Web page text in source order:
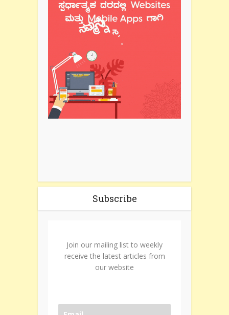
Subscribe
Join our mailing list to weekly
receive the latest articles from
our website